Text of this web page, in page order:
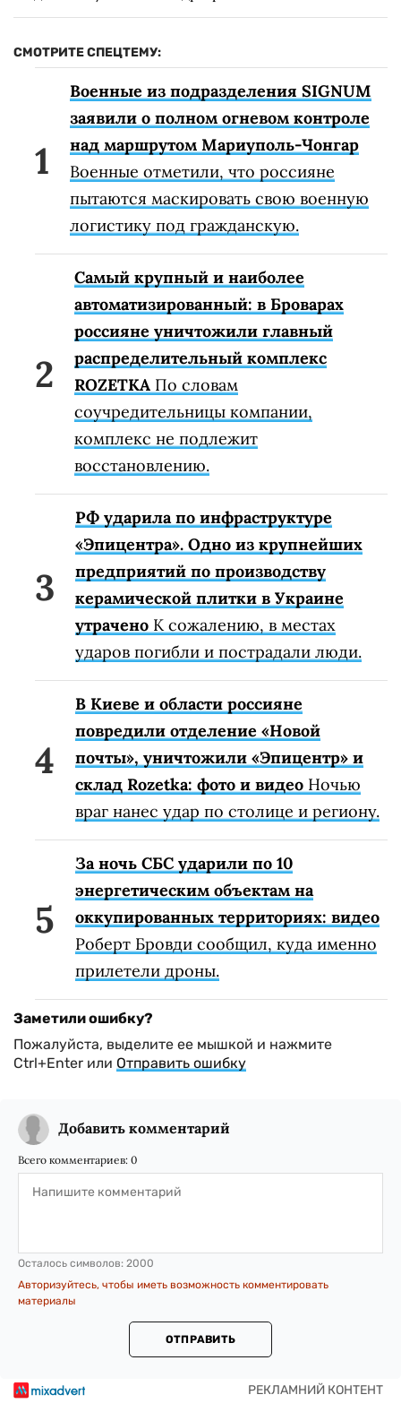
СМОТРИТЕ СПЕЦТЕМУ:
Военные из подразделения SIGNUM
заявили о полном огневом контроле
над маршрутом Мариуполь-Чонгар
Военные отметили, что россияне
пытаются маскировать свою военную
логистику под гражданскую.
Самый крупный и наиболее
автоматизированный: в Броварах
россияне уничтожили главный
распределительный комплекс
ROZETKA По словам
соучредительницы компании,
комплекс не подлежит
восстановлению.
РФ ударила по инфраструктуре
«Эпицентра». Одно из крупнейших
предприятий по производству
керамической плитки в Украине
утрачено К сожалению, в местах
ударов погибли и пострадали люди.
В Киеве и области россияне
повредили отделение «Новой
почты», уничтожили «Эпицентр» и
склад Rozetka: фото и видео Ночью
враг нанес удар по столице и региону.
За ночь СБС ударили по 10
энергетическим объектам на
оккупированных территориях: видео
Роберт Бровди сообщил, куда именно
прилетели дроны.
Заметили ошибку?
Пожалуйста, выделите ее мышкой и нажмите
Ctrl+Enter или Отправить ошибку
Добавить комментарий
Всего комментариев: 0
Осталось символов: 2000
Авторизуйтесь, чтобы иметь возможность комментировать
материалы
ОТПРАВИТЬ